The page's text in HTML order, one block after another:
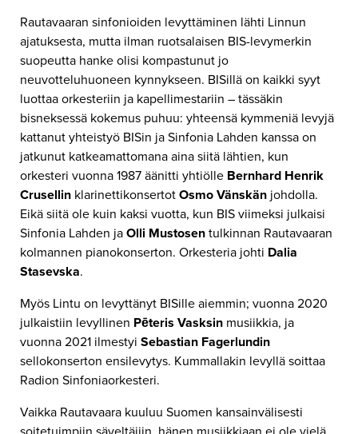
Rautavaaran sinfonioiden levyttäminen lähti Linnun
ajatuksesta, mutta ilman ruotsalaisen BIS-levymerkin
suopeutta hanke olisi kompastunut jo
neuvotteluhuoneen kynnykseen. BISillä on kaikki syyt
luottaa orkesteriin ja kapellimestariin – tässäkin
bisneksessä kokemus puhuu: yhteensä kymmeniä levyjä
kattanut yhteistyö BISin ja Sinfonia Lahden kanssa on
jatkunut katkeamattomana aina siitä lähtien, kun
orkesteri vuonna 1987 äänitti yhtiölle Bernhard Henrik
Crusellin klarinettikonsertotOsmo Vänskän johdolla.
Eikä siitä ole kuin kaksi vuotta, kun BIS viimeksi julkaisi
Sinfonia Lahden jaOlli Mustosentulkinnan Rautavaaran
kolmannen pianokonserton. Orkesteria johti Dalia
Stasevska.
Myös Lintu on levyttänyt BISille aiemmin; vuonna 2020
julkaistiin levyllinen Pēteris Vasksin musiikkia, ja
vuonna 2021 ilmestyi Sebastian Fagerlundin
sellokonserton ensilevytys. Kummallakin levyllä soittaa
Radion Sinfoniaorkesteri.
Vaikka Rautavaara kuuluu Suomen kansainvälisesti